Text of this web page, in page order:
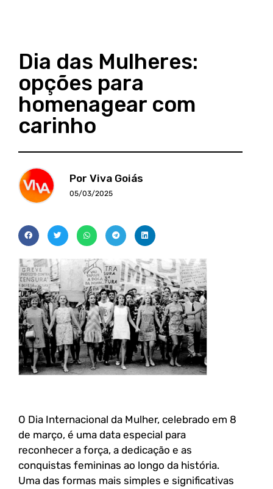
Dia das Mulheres:
opções para
homenagear com
carinho
Por Viva Goiás
05/03/2025
O Dia Internacional da Mulher, celebrado em 8
de março, é uma data especial para
reconhecer a força, a dedicação e as
conquistas femininas ao longo da história.
Uma das formas mais simples e significativas